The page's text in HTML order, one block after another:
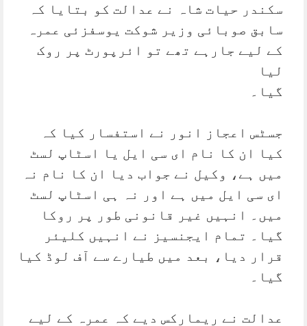
سکندر حیات شاہ نے عدالت کو بتایا کہ
سابق صوبائی وزیر شوکت یوسفزئی عمرہ
کے لیے جارہے تھے تو ائرپورٹ پر روک
لیا
گیا۔
جسٹس اعجاز انور نے استفسار کیا کہ
کیا ان کا نام ای سی ایل یا اسٹاپ لسٹ
میں ہے، وکیل نے جواب دیا ان کا نام نہ
ای سی ایل میں ہے اور نہ ہی اسٹاپ لسٹ
میں۔ انہیں غیر قانونی طور پر روکا
گیا۔ تمام ایجنسیز نے انہیں کلیئر
قرار دیا، بعد میں طیارے سے آف لوڈ کیا
گیا۔
عدالت نے ریمارکس دیے کہ عمرہ کے لیے